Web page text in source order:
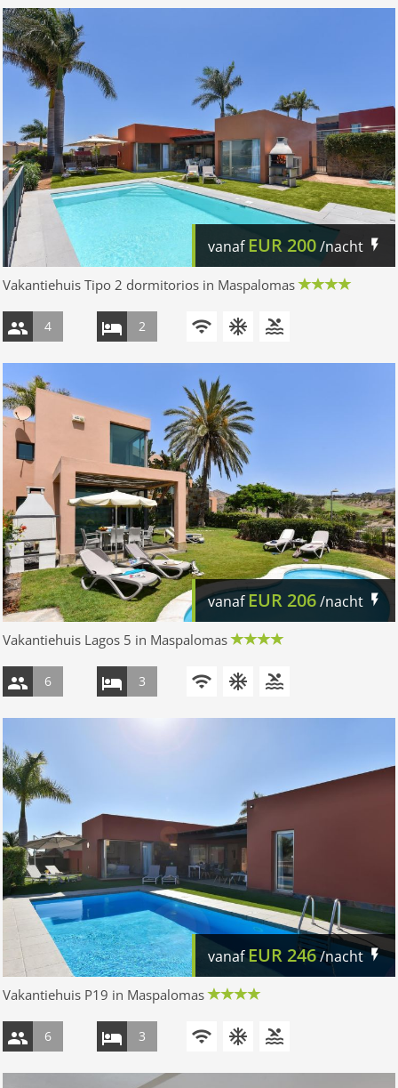
vanaf EUR200/nacht
Vakantiehuis Tipo 2 dormitorios in Maspalomas
4 2
vanafEUR 206/nacht
Vakantiehuis Lagos 5 in Maspalomas
6 3
vanafEUR 246/nacht
Vakantiehuis P19 in Maspalomas
6 3